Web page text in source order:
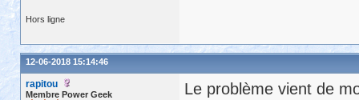
Hors ligne
12-06-2018 15:14:46
rapitou
Membre Power Geek
Le problème vient de